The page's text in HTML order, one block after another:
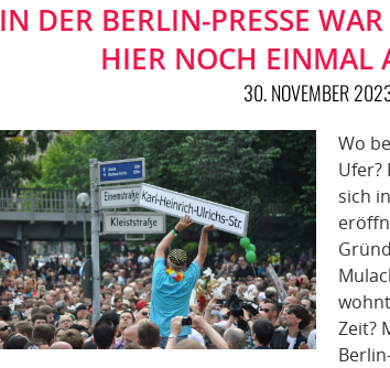
IN DER BERLIN-PRESSE
HIER NOCH EINMAL
30. NOVEMBER
Wo
Ufer?
sich
Zeit?